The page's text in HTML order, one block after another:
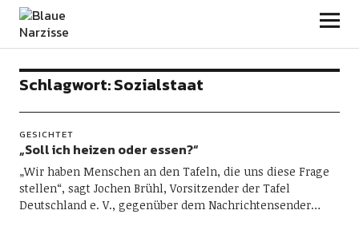
Blaue Narzisse
Schlagwort:Sozialstaat
GESICHTET
„Soll ich heizen oder essen?“
„Wir haben Menschen an den Tafeln, die uns diese Frage
stellen“, sagt Jochen Brühl, Vorsitzender der Tafel
Deutschland e. V., gegenüber dem Nachrichtensender…